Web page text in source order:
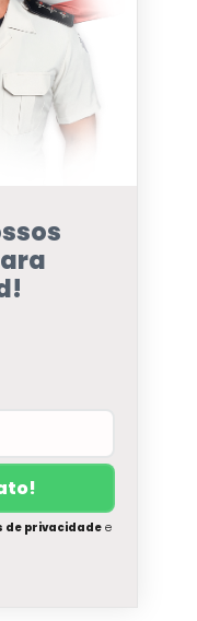
de privacidadee